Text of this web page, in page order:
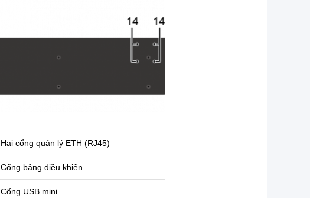
Hai cổng quản lý ETH (RJ45)
Cổng bảng điều khiển
Cổng USB mini